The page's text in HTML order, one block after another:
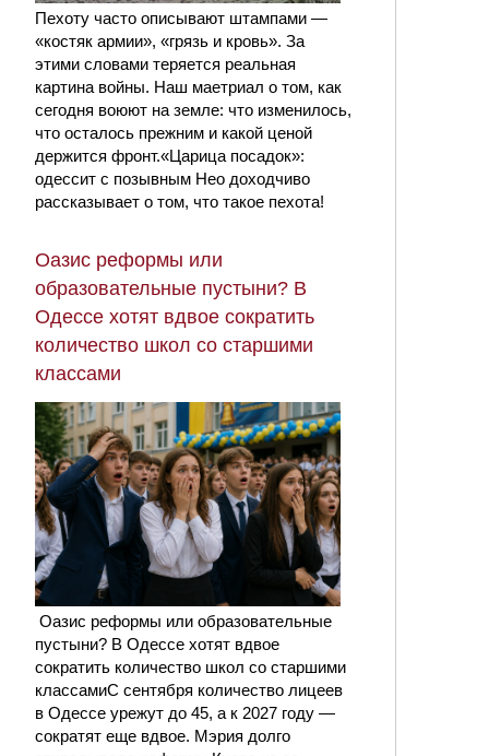
Пехоту часто описывают штампами —
«костяк армии», «грязь и кровь». За
этими словами теряется реальная
картина войны. Наш маетриал о том, как
сегодня воюют на земле: что изменилось,
что осталось прежним и какой ценой
держится фронт.«Царица посадок»:
одессит с позывным Нео доходчиво
рассказывает о том, что такое пехота!
Оазис реформы или
образовательные пустыни? В
Одессе хотят вдвое сократить
количество школ со старшими
классами
Оазис реформы или образовательные
пустыни? В Одессе хотят вдвое
сократить количество школ со старшими
классамиС сентября количество лицеев
в Одессе урежут до 45, а к 2027 году —
сократят еще вдвое. Мэрия долго